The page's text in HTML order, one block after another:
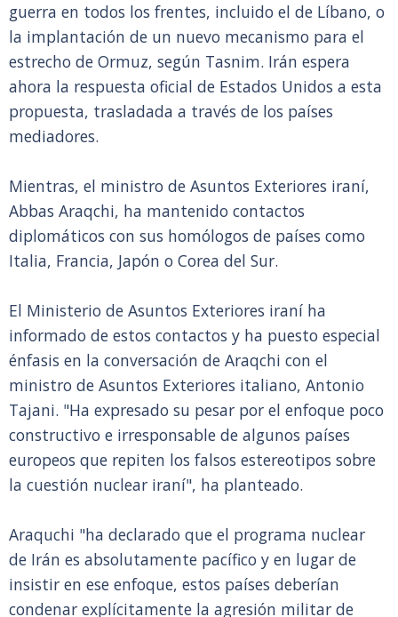
guerra en todos los frentes, incluido el de Líbano, o
la implantación de un nuevo mecanismo para el
estrecho de Ormuz, según Tasnim. Irán espera
ahora la respuesta oficial de Estados Unidos a esta
propuesta, trasladada a través de los países
mediadores.
Mientras, el ministro de Asuntos Exteriores iraní,
Abbas Araqchi, ha mantenido contactos
diplomáticos con sus homólogos de países como
Italia, Francia, Japón o Corea del Sur.
El Ministerio de Asuntos Exteriores iraní ha
informado de estos contactos y ha puesto especial
énfasis en la conversación de Araqchi con el
ministro de Asuntos Exteriores italiano, Antonio
Tajani. "Ha expresado su pesar por el enfoque poco
constructivo e irresponsable de algunos países
europeos que repiten los falsos estereotipos sobre
la cuestión nuclear iraní", ha planteado.
Araquchi "ha declarado que el programa nuclear
de Irán es absolutamente pacífico y en lugar de
insistir en ese enfoque, estos países deberían
condenar explícitamente la agresión militar de